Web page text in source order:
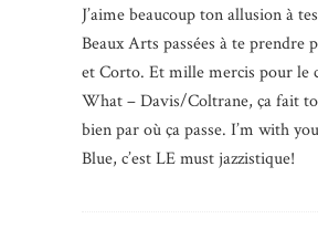
J’aime beaucoup ton allusion à
Beaux Arts passées à te prendre
et Corto. Et mille mercis pour le
What – Davis/Coltrane, ça fait
bien par où ça passe. I’m with
Blue, c’est LE must jazzistique!